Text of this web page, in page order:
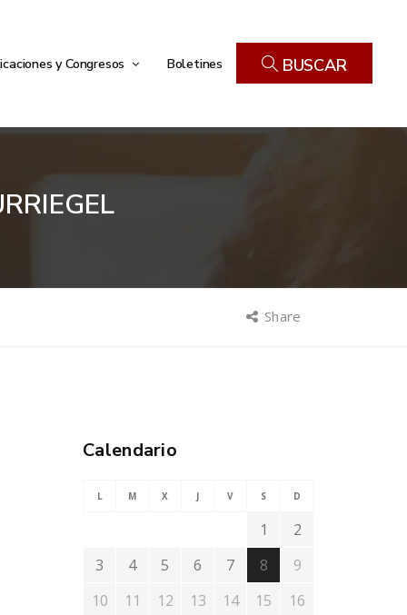
y Congresos Boletines BUSCAR
Share
Calendario
L M X J V S D
1
2
3
4 5 6 7 8
9
10
11 12 13 14 15
16